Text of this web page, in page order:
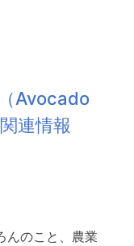
Avocado
連情報
んのこと、農業